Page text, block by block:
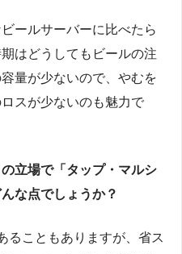
ールサーバーに比べたら
はどうしてもビールの注
量が少ないので、やむを
スが少ないのも魅力で
立場で「タップ・マルシ
な点でしょうか？
ることもありますが、省ス